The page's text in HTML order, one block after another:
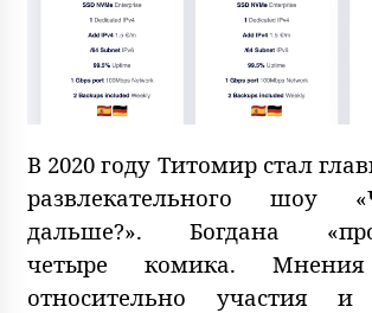
В 2020 году Титомир стал
развлекательного шоу
дальше?». Богдана
четыре комика. Мнения
относительно участия и